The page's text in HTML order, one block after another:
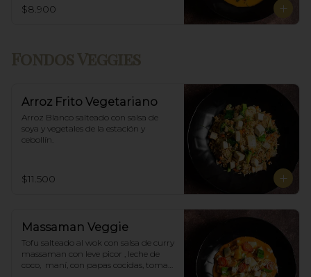
$8.900
Arroz Frito Vegetariano
Arroz Blanco salteado con salsa de
soya y vegetales de la estación y
cebollín.
$11.500
Massaman Veggie
Tofu salteado al wok con salsa de curry
massaman con leve picor , leche de
coco,  maní, con papas cocidas, tomate